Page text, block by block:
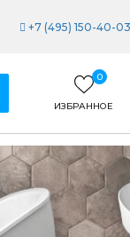
+7 (495) 150-40-03
0
ИЗБРАННОЕ